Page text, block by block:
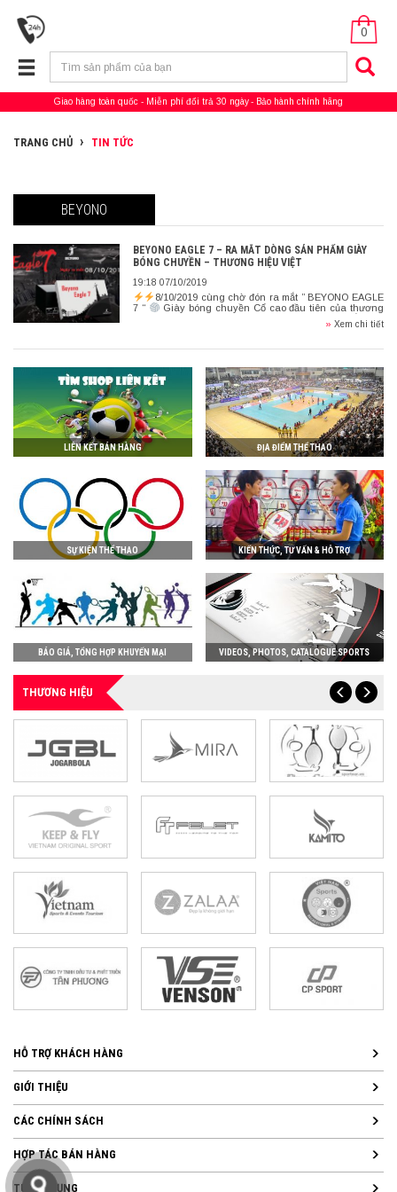
0
Giao hàng toàn quốc Miễn phí đổi trả 30 ngày Bảo hành chính hãng
TRANG CHỦ TIN TỨC
BEYONO
BEYONO EAGLE 7 – RA MẮT DÒNG SẢN PHẨM GIÀY
BÓNG CHUYỀN – THƯƠNG HIỆU VIỆT
19:18 07/10/2019
8/10/2019 cùng chờ đón ra mắt ” BEYONO EAGLE
7 “
Giày bóng chuyền Cổ cao đầu tiên của thương
hiệu bóng chuyền Việt – BEYONO EAGLE 7 ra mắt […]
» Xem chi tiết
LIÊN KẾT BÁN HÀNG ĐỊA ĐIỂM THỂ THAO
SỰ KIỆN THỂ THAO KIẾN THỨC, TƯ VẤN & HỖ TRỢ
BÁO GIÁ, TỔNG HỢP KHUYẾN MẠI VIDEOS, PHOTOS, CATALOGUE SPORTS
THƯƠNG HIỆU
HỖ TRỢ KHÁCH HÀNG
GIỚI THIỆU
CÁC CHÍNH SÁCH
HỢP TÁC BÁN HÀNG
TUYỂN DỤNG